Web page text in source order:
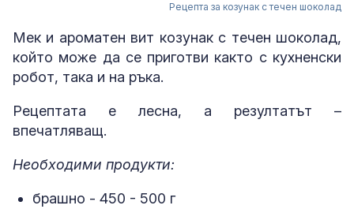
Рецепта за козунак с течен шоколад
Мек и ароматен вит козунак с течен шоколад,
който може да се приготви както с кухненски
робот, така и на ръка.
Рецептата е лесна, а резултатът –
впечатляващ.
Необходими продукти:
брашно - 450 - 500 г